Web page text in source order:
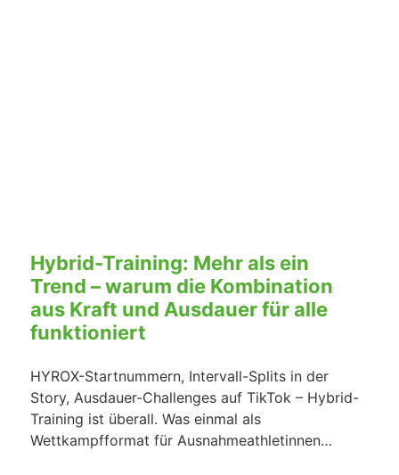
Hybrid-Training: Mehr als ein
Trend – warum die Kombination
aus Kraft und Ausdauer für alle
funktioniert
HYROX-Startnummern, Intervall-Splits in der
Story, Ausdauer-Challenges auf TikTok – Hybrid-
Training ist überall. Was einmal als
Wettkampfformat für Ausnahmeathletinnen…